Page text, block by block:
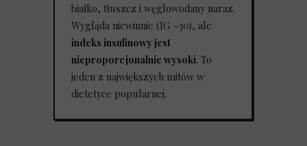
białko, tłuszcz i węglowodany naraz.
Wygląda niewinnie (IG ~30), ale
indeks insulinowy jest
nieproporcjonalnie wysoki. To
jeden z największych mitów w
dietetyce popularnej.